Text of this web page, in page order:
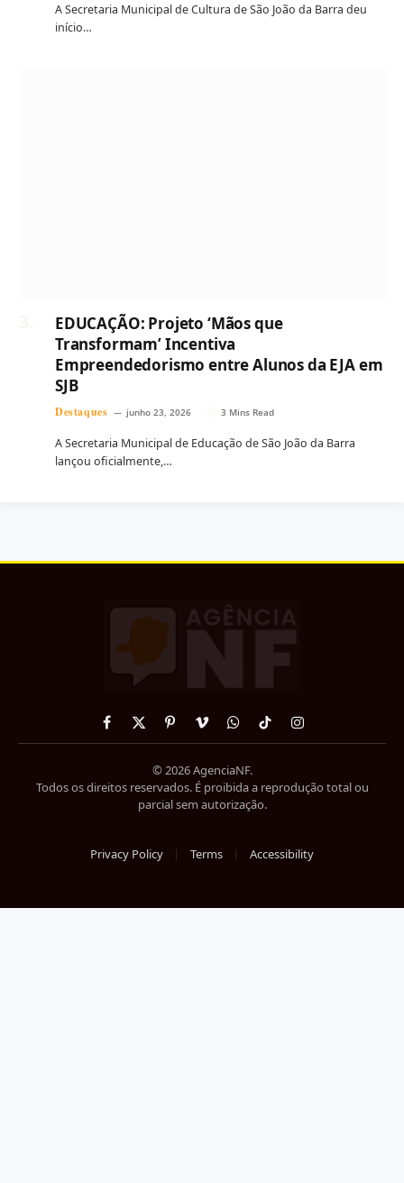
A Secretaria Municipal de Cultura de São João da Barra deu
início…
EDUCAÇÃO: Projeto ‘Mãos que
Transformam’ Incentiva
Empreendedorismo entre Alunos da EJA em
SJB
Destaques junho 23, 2026 3 Mins Read
A Secretaria Municipal de Educação de São João da Barra
lançou oficialmente,…
Facebook
X
PinterestVimeoWhatsApp
TikTokInstagram
© 2026 AgenciaNF.
Todos os direitos reservados. É proibida a reprodução total ou
parcial sem autorização.
Privacy Policy Terms Accessibility